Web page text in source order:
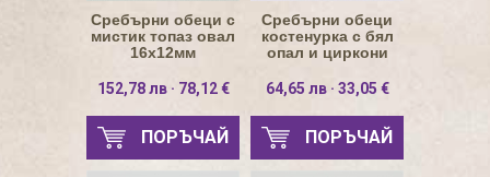
Сребърни обеци с
мистик топаз овал
16х12мм
152,78 лв · 78,12 €
ПОРЪЧАЙ
Сребърни обеци
костенурка с бял
опал и циркони
64,65 лв · 33,05 €
ПОРЪЧАЙ